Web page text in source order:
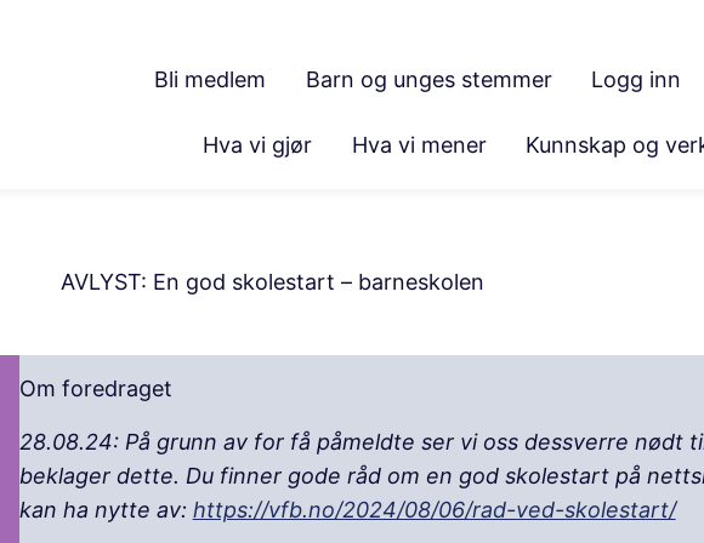
Bli medlem Barn og unges stemmer Logg inn
Hva vi gjør Hva vi mener Kunnskap og
AVLYST: En god skolestart – barneskolen
Om foredraget
28.08.24: På grunn av for få påmeldte ser vi oss dessverre nødt
beklager dette. Du finner gode råd om en god skolestart på
kan ha nytte av: https://vfb.no/2024/08/06/rad-ved-skolestart/